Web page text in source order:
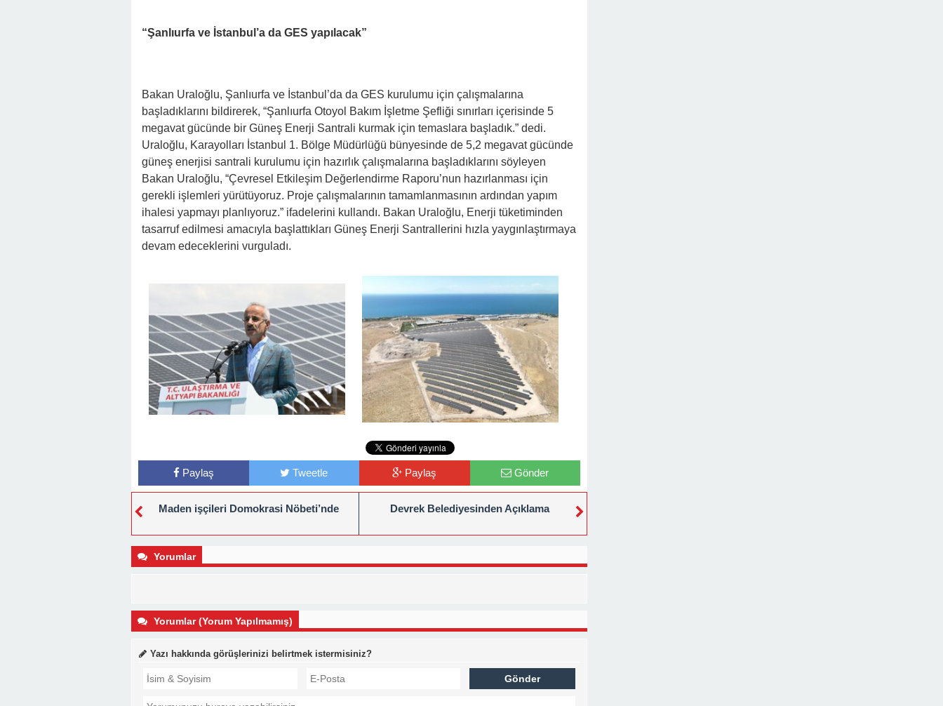
“Şanlıurfa ve İstanbul’a da GES yapılacak”
Bakan Uraloğlu, Şanlıurfa ve İstanbul’da da GES kurulumu için çalışmalarına
başladıklarını bildirerek, “Şanlıurfa Otoyol Bakım İşletme Şefliği sınırları içerisinde 5
megavat gücünde bir Güneş Enerji Santrali kurmak için temaslara başladık.” dedi.
Uraloğlu, Karayolları İstanbul 1. Bölge Müdürlüğü bünyesinde de 5,2 megavat gücünde
güneş enerjisi santrali kurulumu için hazırlık çalışmalarına başladıklarını söyleyen
Bakan Uraloğlu, “Çevresel Etkileşim Değerlendirme Raporu’nun hazırlanması için
gerekli işlemleri yürütüyoruz. Proje çalışmalarının tamamlanmasının ardından yapım
ihalesi yapmayı planlıyoruz.” ifadelerini kullandı. Bakan Uraloğlu, Enerji tüketiminden
tasarruf edilmesi amacıyla başlattıkları Güneş Enerji Santrallerini hızla yaygınlaştırmaya
devam edeceklerini vurguladı.
Paylaş Tweetle Paylaş Gönder
Maden işçileri Domokrasi Nöbeti’nde Devrek Belediyesinden Açıklama
Yorumlar
Yorumlar (Yorum Yapılmamış)
Yazı hakkında görüşlerinizi belirtmek istermisiniz?